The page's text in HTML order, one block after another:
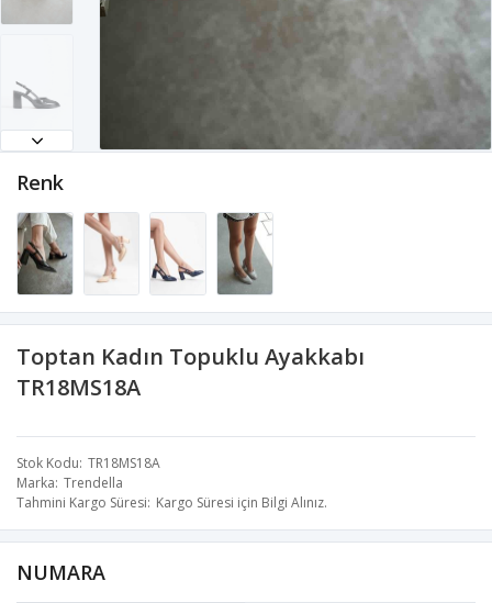
Toptan Kadın Topuklu Ayakkabı
TR18MS18A
Stok Kodu TR18MS18A
Marka Trendella
Tahmini Kargo Süresi Kargo Süresi için Bilgi Alınız.
Renk
NUMARA